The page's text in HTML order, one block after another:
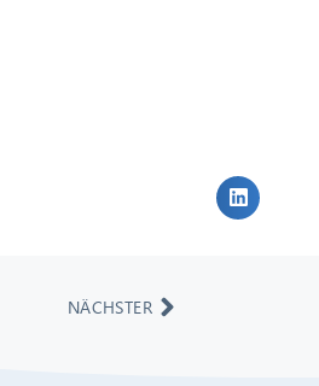
NÄCHSTER